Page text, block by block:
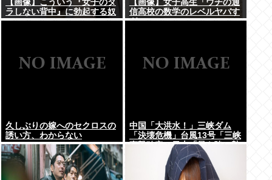
【画像】こういう『女子のダ
ラしない背中』に勃起する奴
www
【画像】女子高生「ウチの通
信高校の数学のレベルヤバす
ぎｗｗｗ」
久しぶりの嫁へのセクロスの
誘い方、わからない
中国「大洪水！」三峡ダム
「決壊危機」台風13号「三峡
直撃確定」日本「最も強い勢
力で接近！（伊勢湾台風級」
台風13号と15号「中国本土で
ぶつかり合う（前代未聞」→